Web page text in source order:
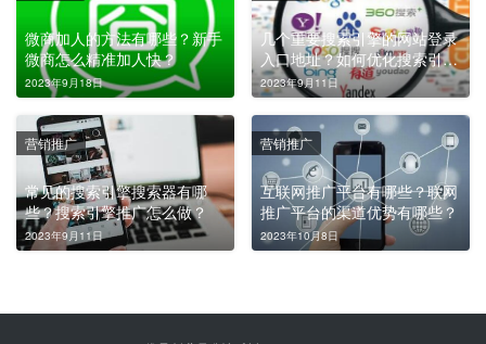
微商加人的方法有哪些？新手
微商怎么精准加人快？
2023年9月18日
几个重要搜索引擎的网站登录
入口地址？如何优化搜索引
擎？
2023年9月11日
常见的搜索引擎搜索器有哪
些？搜索引擎推广怎么做？
2023年9月11日
营销推广
互联网推广平台有哪些？联网
推广平台的渠道优势有哪些？
2023年10月8日
营销推广